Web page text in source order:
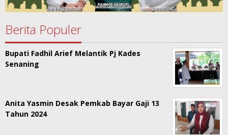
Berita Populer
Bupati Fadhil Arief Melantik Pj Kades
Senaning
Anita Yasmin Desak Pemkab Bayar Gaji 13
Tahun 2024